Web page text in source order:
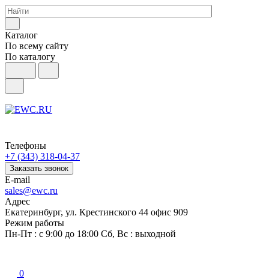
Каталог
По всему сайту
По каталогу
Телефоны
+7 (343) 318-04-37
Заказать звонок
E-mail
sales@ewc.ru
Адрес
Екатеринбург, ул. Крестинского 44 офис 909
Режим работы
Пн-Пт : с 9:00 до 18:00 Сб, Вс : выходной
0